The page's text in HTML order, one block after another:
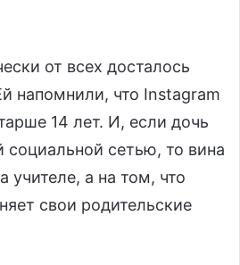
от всех досталось
напомнили, что Instagram
14 лет. И, если дочь
социальной сетью, то вина
учителе, а на том, что
свои родительские